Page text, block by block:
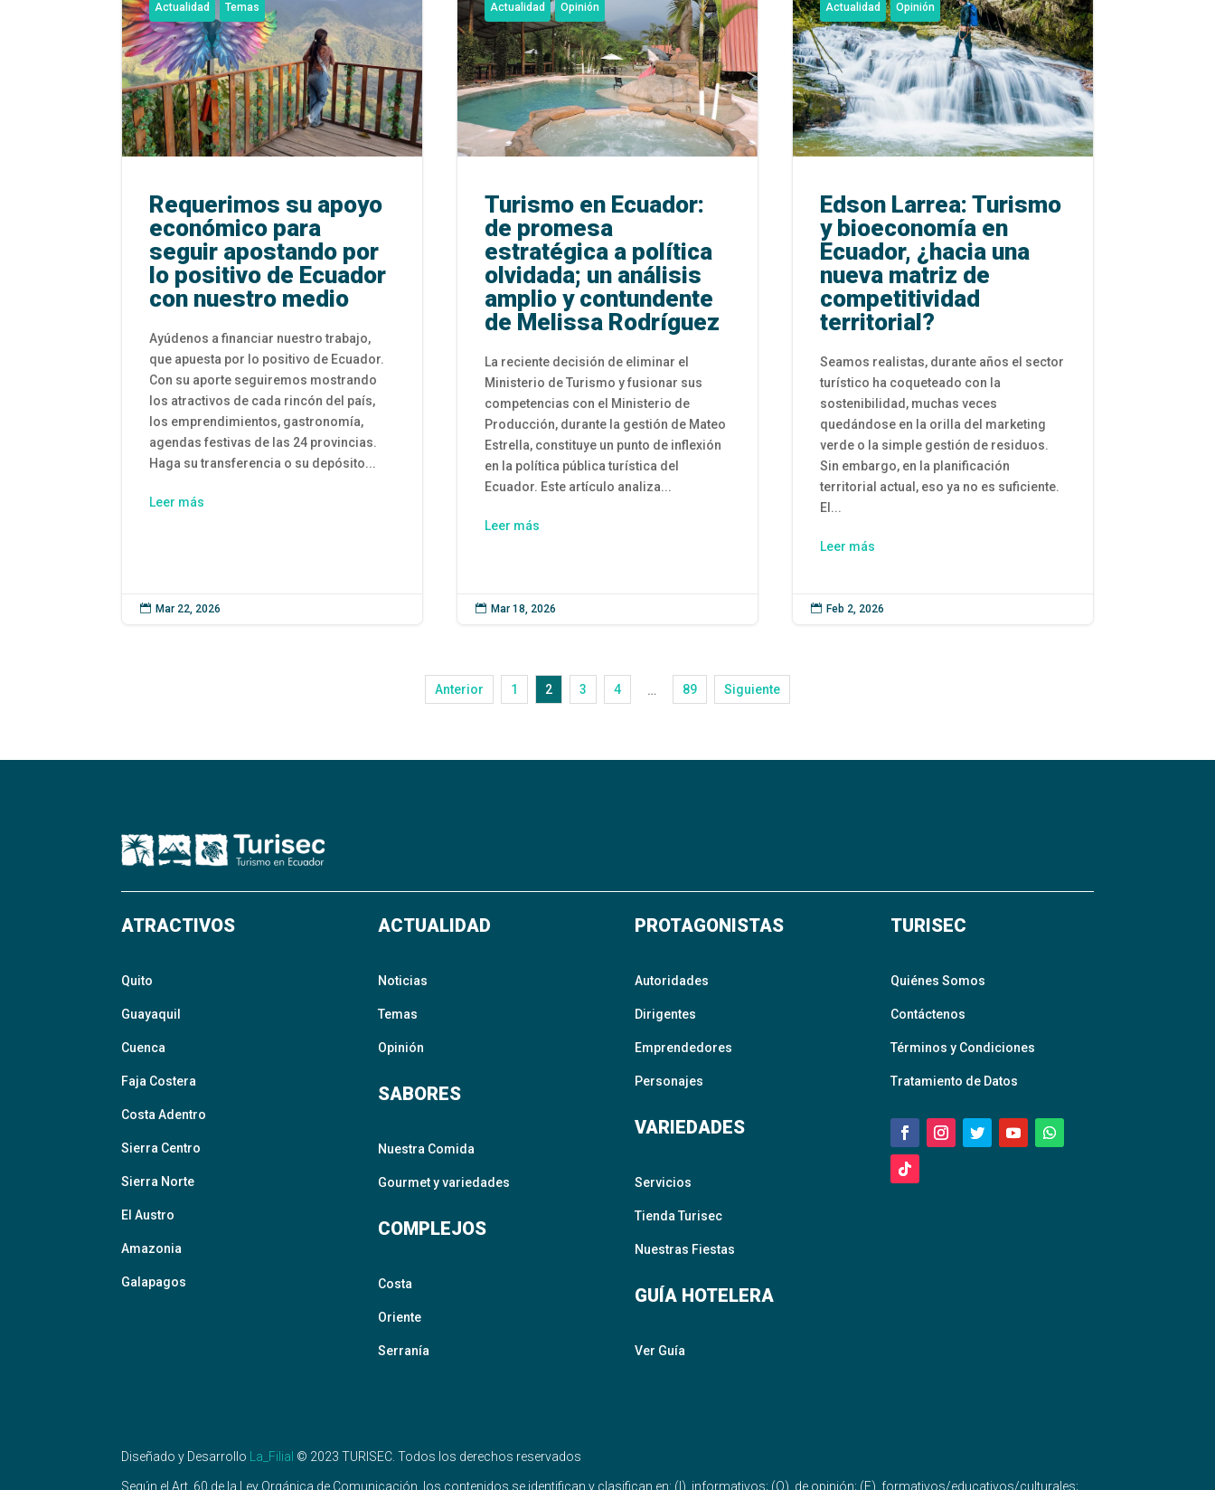
Actualidad Temas
Requerimos su apoyo
económico para
seguir apostando por
lo positivo de Ecuador
con nuestro medio
Ayúdenos a financiar nuestro trabajo,
que apuesta por lo positivo de Ecuador.
Con su aporte seguiremos mostrando
los atractivos de cada rincón del país,
los emprendimientos, gastronomía,
agendas festivas de las 24 provincias.
Haga su transferencia o su depósito...
Leer más
 Mar 22, 2026
Actualidad Opinión
Turismo en Ecuador:
de promesa
estratégica a política
olvidada; un análisis
amplio y contundente
de Melissa Rodríguez
La reciente decisión de eliminar el
Ministerio de Turismo y fusionar sus
competencias con el Ministerio de
Producción, durante la gestión de Mateo
Estrella, constituye un punto de inflexión
en la política pública turística del
Ecuador. Este artículo analiza...
Leer más
 Mar 18, 2026
Actualidad Opinión
Edson Larrea: Turismo
y bioeconomía en
Ecuador, ¿hacia una
nueva matriz de
competitividad
territorial?
Seamos realistas, durante años el sector
turístico ha coqueteado con la
sostenibilidad, muchas veces
quedándose en la orilla del marketing
verde o la simple gestión de residuos.
Sin embargo, en la planificación
territorial actual, eso ya no es suficiente.
El...
Leer más
 Feb 2, 2026
Anterior 1 2 3 4 … 89 Siguiente
ATRACTIVOS
Quito
Guayaquil
Cuenca
Faja Costera
Costa Adentro
Sierra Centro
Sierra Norte
El Austro
Amazonia
Galapagos
ACTUALIDAD
Noticias
Temas
Opinión
SABORES
Nuestra Comida
Gourmet y variedades
COMPLEJOS
Costa
Oriente
Serranía
PROTAGONISTAS
Autoridades
Dirigentes
Emprendedores
Personajes
VARIEDADES
Servicios
Tienda Turisec
Nuestras Fiestas
GUÍA HOTELERA
Ver Guía
TURISEC
Quiénes Somos
Contáctenos
Términos y Condiciones
Tratamiento de Datos
Diseñado y Desarrollo La_Filial © 2023 TURISEC. Todos los derechos reservados
Según el Art. 60 de la Ley Orgánica de Comunicación, los contenidos se identifican y clasifican en: (I), informativos; (O), de opinión; (F), formativos/educativos/culturales;